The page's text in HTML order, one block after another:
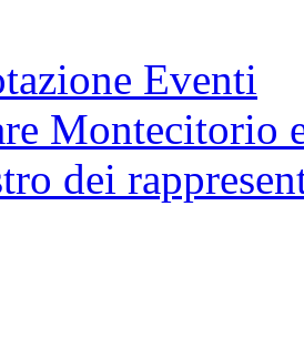
Eventi
Montecitorio
dei